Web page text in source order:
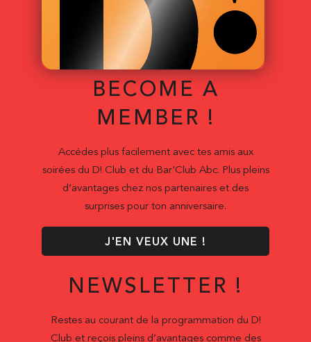
BECOME A
MEMBER !
Accédes plus facilement avec tes amis aux
soirées du D! Club et du Bar'Club Abc. Plus pleins
d’avantages chez nos partenaires et des
surprises pour ton anniversaire.
J'EN VEUX UNE !
NEWSLETTER !
Restes au courant de la programmation du D!
Club et reçois pleins d’avantages comme des